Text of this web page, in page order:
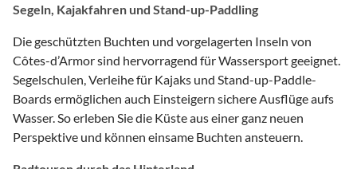
Segeln, Kajakfahren und Stand-up-Paddling
Die geschützten Buchten und vorgelagerten Inseln von
Côtes-d’Armor sind hervorragend für Wassersport geeignet.
Segelschulen, Verleihe für Kajaks und Stand-up-Paddle-
Boards ermöglichen auch Einsteigern sichere Ausflüge aufs
Wasser. So erleben Sie die Küste aus einer ganz neuen
Perspektive und können einsame Buchten ansteuern.